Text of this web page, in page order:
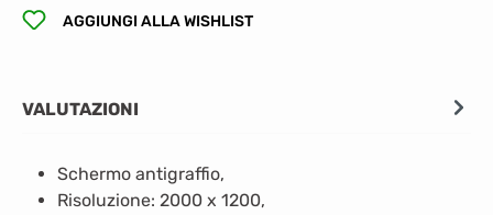
AGGIUNGI ALLA WISHLIST
VALUTAZIONI
Schermo antigraffio,
Risoluzione: 2000 x 1200,